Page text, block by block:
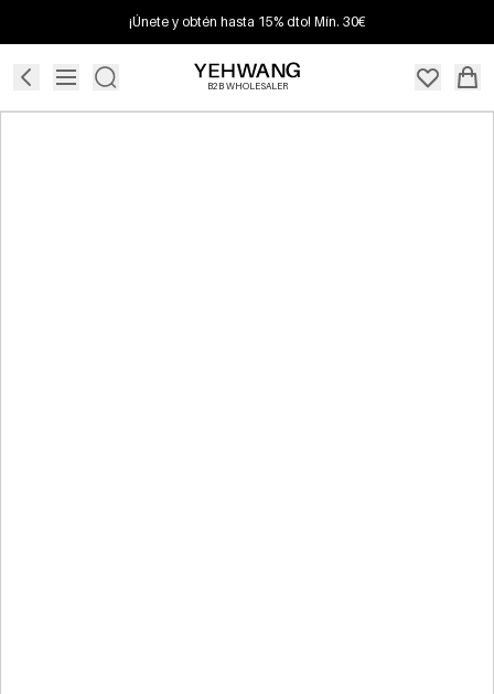
¡Únete y obtén hasta 15% dto! Mín. 30€
B2B WHOLESALER